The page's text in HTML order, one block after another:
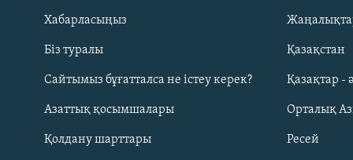
Русский
Хабарласыңыз
Біз туралы
Сайтымыз бұғатталса не істеу керек?
Азаттық қосымшалары
Қолдану шарттары
Қазақстан
Қазақтар -
Орталық
Ресей